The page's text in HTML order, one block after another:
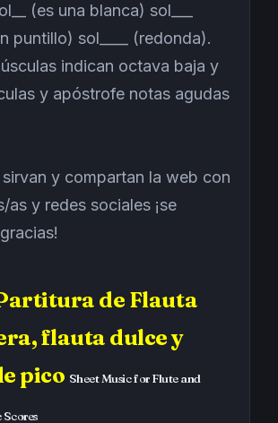
(es una blanca) sol___
puntillo) sol____ (redonda).
indican octava baja y
y apóstrofe notas agudas
sirvan y compartan la web con
as y redes sociales ¡se
de Flauta
flauta dulce y
pico Sheet Music for Flute and
Scores